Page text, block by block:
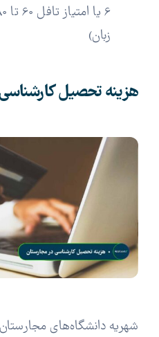
زبان)
هزینه تحصیل
شهریه دانشگاه‌های